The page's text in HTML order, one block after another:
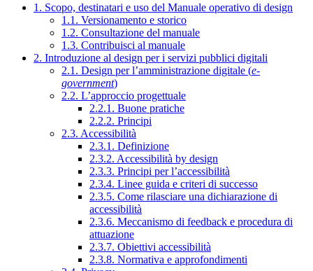
1. Scopo, destinatari e uso del Manuale operativo di design
1.1. Versionamento e storico
1.2. Consultazione del manuale
1.3. Contribuisci al manuale
2. Introduzione al design per i servizi pubblici digitali
2.1. Design per l’amministrazione digitale (e-
government)
2.2. L’approccio progettuale
2.2.1. Buone pratiche
2.2.2. Principi
2.3. Accessibilità
2.3.1. Definizione
2.3.2. Accessibilità by design
2.3.3. Principi per l’accessibilità
2.3.4. Linee guida e criteri di successo
2.3.5. Come rilasciare una dichiarazione di
accessibilità
2.3.6. Meccanismo di feedback e procedura di
attuazione
2.3.7. Obiettivi accessibilità
2.3.8. Normativa e approfondimenti